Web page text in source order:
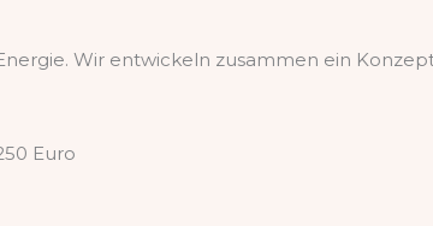
Wir entwickeln zusammen ein
Euro